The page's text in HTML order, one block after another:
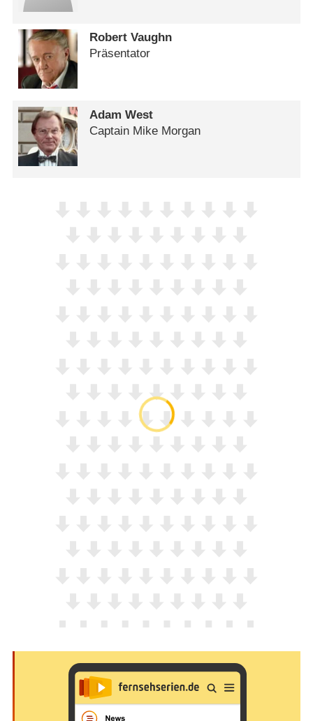
Robert Vaughn
Präsentator
Adam West
Captain Mike Morgan